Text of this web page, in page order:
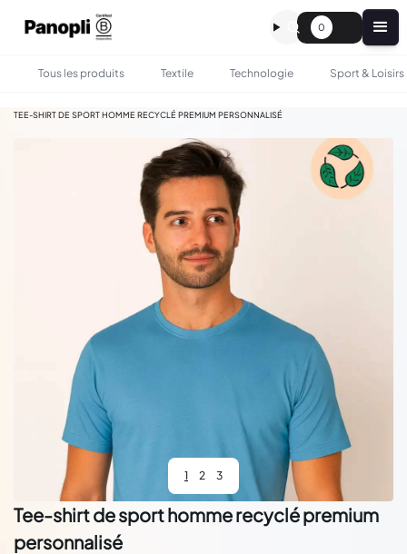
0
Tous les produits Textile Technologie Sport & Loisirs
TEE-SHIRT DE SPORT HOMME RECYCLÉ PREMIUM PERSONNALISÉ
1 2 3
Tee-shirt de sport homme recyclé premium
personnalisé